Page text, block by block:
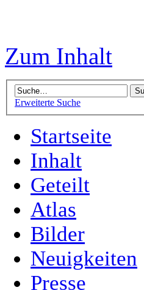
Zum Inhalt
Erweiterte Suche
Startseite
Inhalt
Geteilt
Atlas
Bilder
Neuigkeiten
Presse